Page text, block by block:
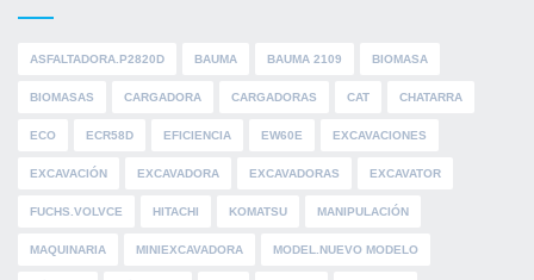
ASFALTADORA.P2820D BAUMA BAUMA 2109 BIOMASA
BIOMASAS CARGADORA CARGADORAS CAT CHATARRA
ECO ECR58D EFICIENCIA EW60E EXCAVACIONES
EXCAVACIÓN EXCAVADORA EXCAVADORAS EXCAVATOR
FUCHS.VOLVCE HITACHI KOMATSU MANIPULACIÓN
MAQUINARIA MINIEXCAVADORA MODEL.NUEVO MODELO